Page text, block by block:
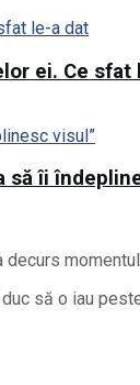
ei. Ce sfat
să îi
să o iau